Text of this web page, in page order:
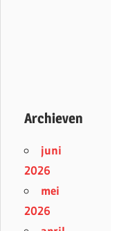
Archieven
juni
2026
mei
2026